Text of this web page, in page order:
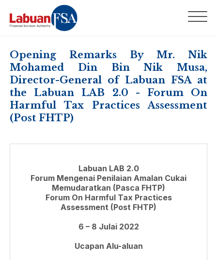
Opening Remarks By Mr. Nik
Mohamed Din Bin Nik Musa,
Director-General of Labuan FSA at
the Labuan LAB 2.0 - Forum On
Harmful Tax Practices Assessment
(Post FHTP)
Labuan LAB 2.0
Forum Mengenai Penilaian Amalan Cukai
Memudaratkan (Pasca FHTP)
Forum On Harmful Tax Practices
Assessment (Post FHTP)
6 – 8 Julai 2022
Ucapan Alu-aluan